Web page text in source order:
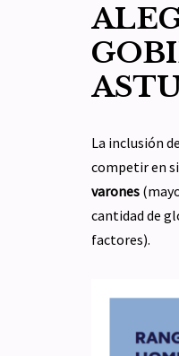
La inclusión
competir en
varones
cantidad de
factores).